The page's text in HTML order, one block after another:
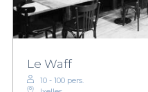
Le Waff
10 - 100 pers.